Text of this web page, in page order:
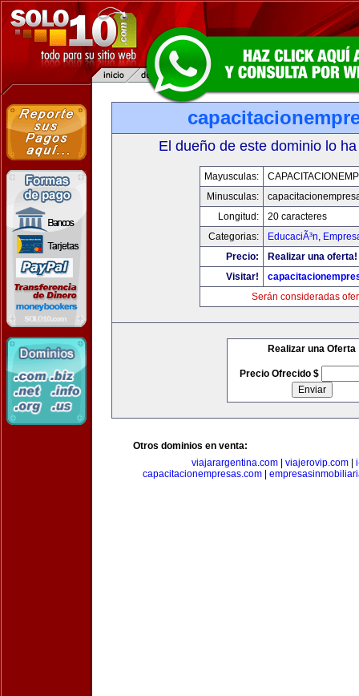
El dueño de este dominio lo
Mayusculas:
Minusculas:
Longitud:
20 caracteres
Categorias:
EducaciÃ³n,
Precio:
Realizar una oferta!
Visitar!
Serán consideradas
Realizar una Oferta
Precio Ofrecido $
Otros dominios en venta:
viajarargentina.com| viajerovip.com|
capacitacionempresas.com|